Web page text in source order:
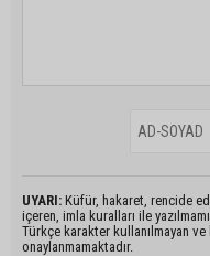
UYARI: Küfür, hakaret, rencide
içeren, imla kuralları ile
Türkçe karakter kullanılmayan
onaylanmamaktadır.